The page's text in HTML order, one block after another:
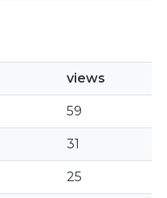
views
59
31
25